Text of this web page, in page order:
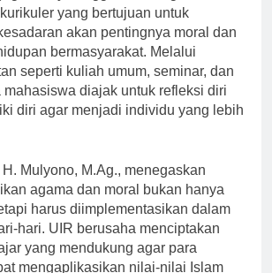
menyelenggarakan kegiatan-
yang bertujuan untuk
akan pentingnya moral dan
bermasyarakat. Melalui
seperti kuliah umum, seminar, dan
mahasiswa diajak untuk refleksi diri
diri agar menjadi individu yang lebih
Mulyono, M.Ag., menegaskan
agama dan moral bukan hanya
harus diimplementasikan dalam
hari. UIR berusaha menciptakan
yang mendukung agar para